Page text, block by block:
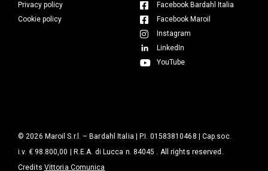
Privacy policy
Cookie policy
Facebook Bardahl Italia
Facebook Maroil
Instagram
LinkedIn
YouTube
© 2026 Maroil S.r.l. – Bardahl Italia | P.I. 01583810468 | Cap.soc.
i.v. € 98.800,00 | R.E.A. di Lucca n. 84045 . All rights reserved.
Credits Vittoria Comunica